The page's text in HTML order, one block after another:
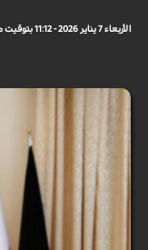
الأربعاء 7 يناير 2026 - 11:12 بتوقيت مكة